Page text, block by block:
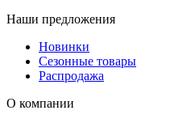
Наши предложения
Новинки
Сезонные товары
Распродажа
О компании